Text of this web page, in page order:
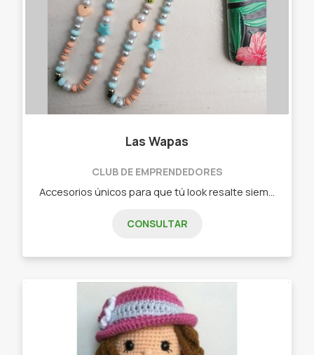
Las Wapas
CLUB DE EMPRENDEDORES
CONSULTAR